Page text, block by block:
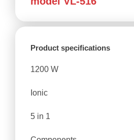
Product specifications
1200 W
Ionic
5 in 1